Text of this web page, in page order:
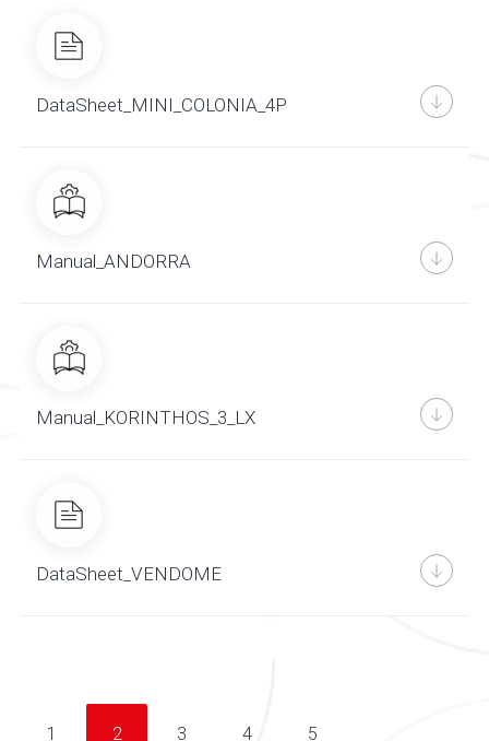
DataSheet_MINI_COLONIA_4P
Manual_ANDORRA
Manual_KORINTHOS_3_LX
DataSheet_VENDOME
1 2 3 4 5